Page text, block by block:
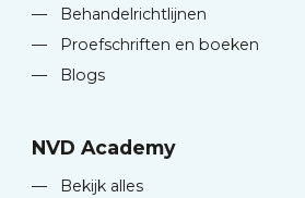
—
Behandelrichtlijnen
—
Proefschriften en boeken
—
Blogs
NVD Academy
—
Bekijk alles